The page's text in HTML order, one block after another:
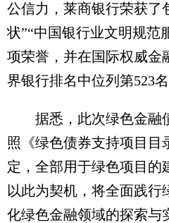
公信力，莱商银行荣获了
状”“中国银行业文明规范
项荣誉，并在国际权威金
界银行排名中位列第523名
据悉，此次绿色金融
照《绿色债券支持项目目
定，全部用于绿色项目的
以此为契机，将全面践行
化绿色金融领域的探索与